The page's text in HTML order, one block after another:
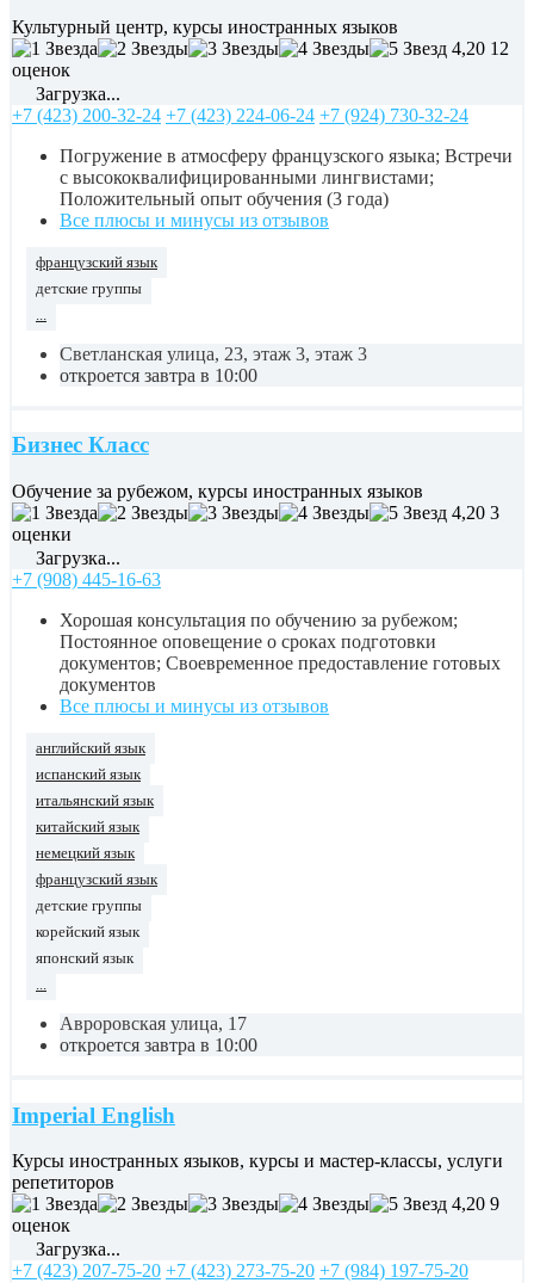
Культурный центр, курсы иностранных языков
4,20 12
оценок
Загрузка...
+7 (423) 200-32-24 +7 (423) 224-06-24 +7 (924) 730-32-24
Погружение в атмосферу французского языка; Встречи
с высококвалифицированными лингвистами;
Положительный опыт обучения (3 года)
Все плюсы и минусы из отзывов
французский язык
детские группы
Светланская улица, 23, этаж 3, этаж 3
откроется завтра в 10:00
Бизнес Класс
Обучение за рубежом, курсы иностранных языков
4,20 3
оценки
Загрузка...
+7 (908) 445-16-63
Хорошая консультация по обучению за рубежом;
Постоянное оповещение о сроках подготовки
документов; Своевременное предоставление готовых
документов
Все плюсы и минусы из отзывов
английский язык
испанский язык
итальянский язык
китайский язык
немецкий язык
французский язык
детские группы
корейский язык
японский язык
...
Авроровская улица, 17
откроется завтра в 10:00
Imperial English
Курсы иностранных языков, курсы и мастер-классы, услуги
репетиторов
4,20 9
оценок
Загрузка...
+7 (423) 207-75-20 +7 (423) 273-75-20 +7 (984) 197-75-20